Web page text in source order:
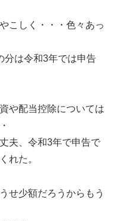
こしく・・・色々あっ
分は令和3年では申告
や配当控除については
夫、令和3年で申告で
れた。
せ少額だろうからもう